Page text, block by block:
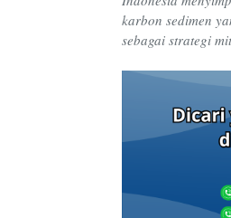
karbon sedimen
sebagai strategi